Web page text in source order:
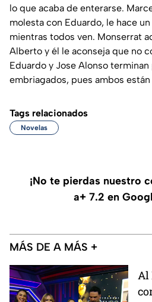
lo que acaba de enterarse.
molesta con Eduardo, le hace
mientras todos ven. Monserrat
Alberto y él le aconseja que no
Eduardo y Jose Alonso
embriagados, pues ambos están
Tags relacionados
Novelas
¡No te pierdas nuestro
a+ 7.2 en
MÁS DE A MÁS +
Al